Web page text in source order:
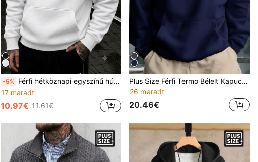
-5% Férfi hétköznapi egyszínű húzózsinóros pulóver, tavasz/ősz vékony stílus, plus size bő szabás 1XL-6XL, nagyobb testsúlyúaknak ajánlott
17 maradt
10.97€ 11.61€
Plus Size Férfi Termo Bélelt Kapucnis Pulóver, Lezser Sokoldalú Divatos Pulóver
26 maradt
20.46€